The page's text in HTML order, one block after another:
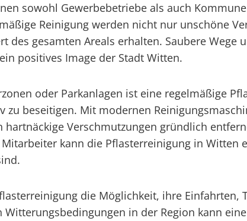
sowohl Gewerbebetriebe als auch
Reinigung werden nicht nur unschöne
gesamten Areals erhalten. Saubere Wege
positives Image der Stadt Witten.
oder Parkanlagen ist eine regelmäßige
zu beseitigen. Mit modernen
Verschmutzungen gründlich
kann die Pflasterreinigung in Witten
die Möglichkeit, ihre Einfahrten,
in der Region kann